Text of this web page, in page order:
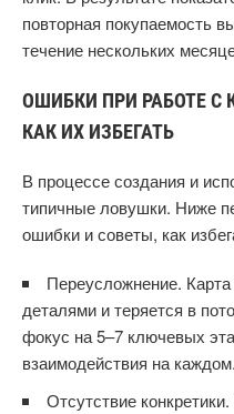
повторная покупаемость
течение нескольких
ОШИБКИ ПРИ РАБОТЕ С
КАК ИХ ИЗБЕГАТЬ
В процессе создания и
типичные ловушки. Ниже
ошибки и советы, как
Переусложнение.
деталями и теряется в
фокус на 5–7 ключевых
взаимодействия на каждом.
Отсутствие